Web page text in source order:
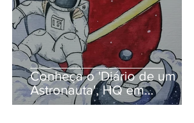
Conheça o 'Diário de um
Astronauta', HQ em
financiamento coletivo